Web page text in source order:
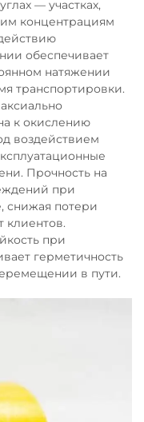
— участках,
концентрациям
обеспечивает
натяжении
транспортировки.
к окислению
воздействием
Прочность на
при
снижая потери
клиентов.
при
герметичность
в пути.